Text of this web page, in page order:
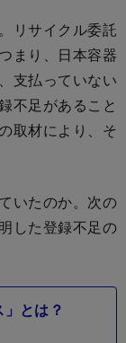
リサイクル委託
まり、日本容器
支払っていない
不足があること
取材により、そ
いたのか。次の
した登録不足の
とは？